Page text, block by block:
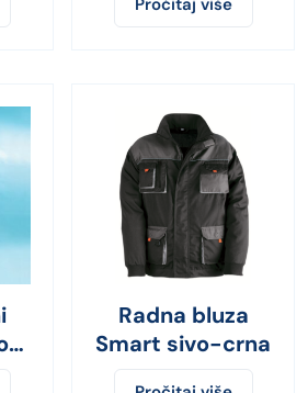
Pročitaj više
Radna bluza
Smart sivo-crna